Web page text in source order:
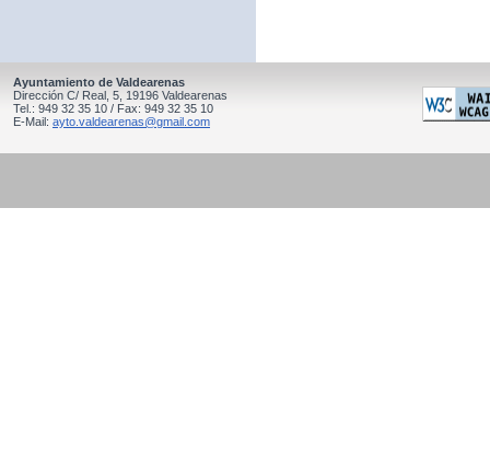
Ayuntamiento de Valdearenas
Dirección C/ Real, 5, 19196 Valdearenas
Tel.: 949 32 35 10 / Fax: 949 32 35 10
E-Mail: ayto.valdearenas@gmail.com